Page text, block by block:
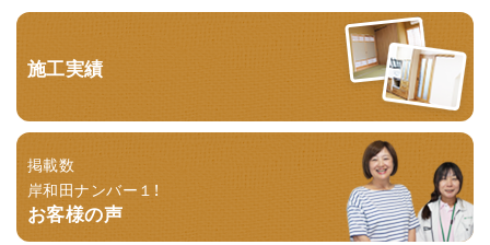
施工実績
掲載数
岸和田ナンバー１！
お客様の声